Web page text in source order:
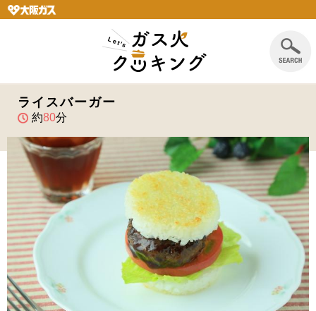
ライスバーガー
約80分